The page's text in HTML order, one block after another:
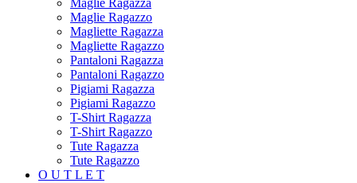
Maglie Ragazza
Maglie Ragazzo
Magliette Ragazza
Magliette Ragazzo
Pantaloni Ragazza
Pantaloni Ragazzo
Pigiami Ragazza
Pigiami Ragazzo
T-Shirt Ragazza
T-Shirt Ragazzo
Tute Ragazza
Tute Ragazzo
O U T L E T